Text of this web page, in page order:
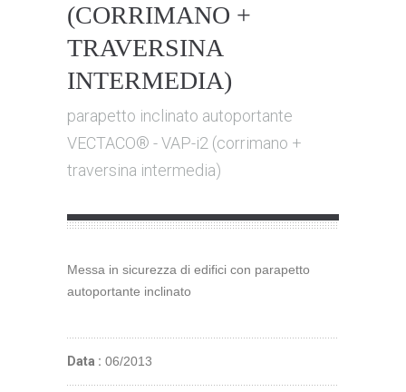
(CORRIMANO +
TRAVERSINA
INTERMEDIA)
parapetto inclinato autoportante
VECTACO® - VAP-i2 (corrimano +
traversina intermedia)
Messa in sicurezza di edifici con parapetto
autoportante inclinato
Data : 06/2013